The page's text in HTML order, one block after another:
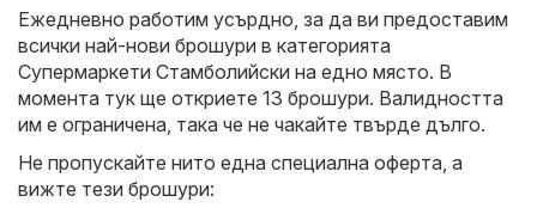
Ежедневно работим усърдно, за да ви предоставим
всички най-нови брошури в категорията
Супермаркети Стамболийски на едно място. В
момента тук ще откриете 13 брошури. Валидността
им е ограничена, така че не чакайте твърде дълго.
Не пропускайте нито една специална оферта, а
вижте тези брошури: